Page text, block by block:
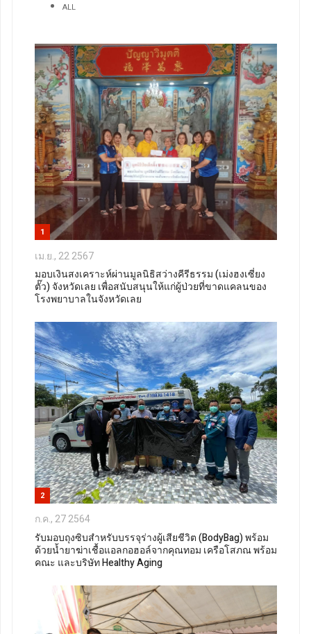
ALL
1
เม.ย., 22 2567
มอบเงินสงเคราะห์ผ่านมูลนิธิสว่างคีรีธรรม (เม่งฮงเซี่ยง
ตั๊ว) จังหวัดเลย เพื่อสนับสนุนให้แก่ผู้ป่วยที่ขาดแคลนของ
โรงพยาบาลในจังหวัดเลย
2
ก.ค., 27 2564
รับมอบถุงซิบสำหรับบรรจุร่างผู้เสียชีวิต (BodyBag) พร้อม
ด้วยน้ำยาฆ่าเชื้อแอลกอฮอล์จากคุณทอม เครือโสภณ พร้อม
คณะ และบริษัท Healthy Aging